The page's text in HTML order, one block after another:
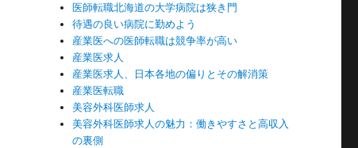
医師転職北海道の大学病院は狭き門
待遇の良い病院に勤めよう
産業医への医師転職は競争率が高い
産業医求人
産業医求人、日本各地の偏りとその解消策
産業医転職
美容外科医師求人
美容外科医師求人の魅力：働きやすさと高収入
の裏側